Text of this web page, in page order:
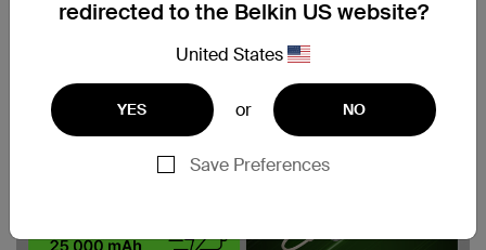
redirected to the Belkin US website?
United States
YES or NO
Save Preferences